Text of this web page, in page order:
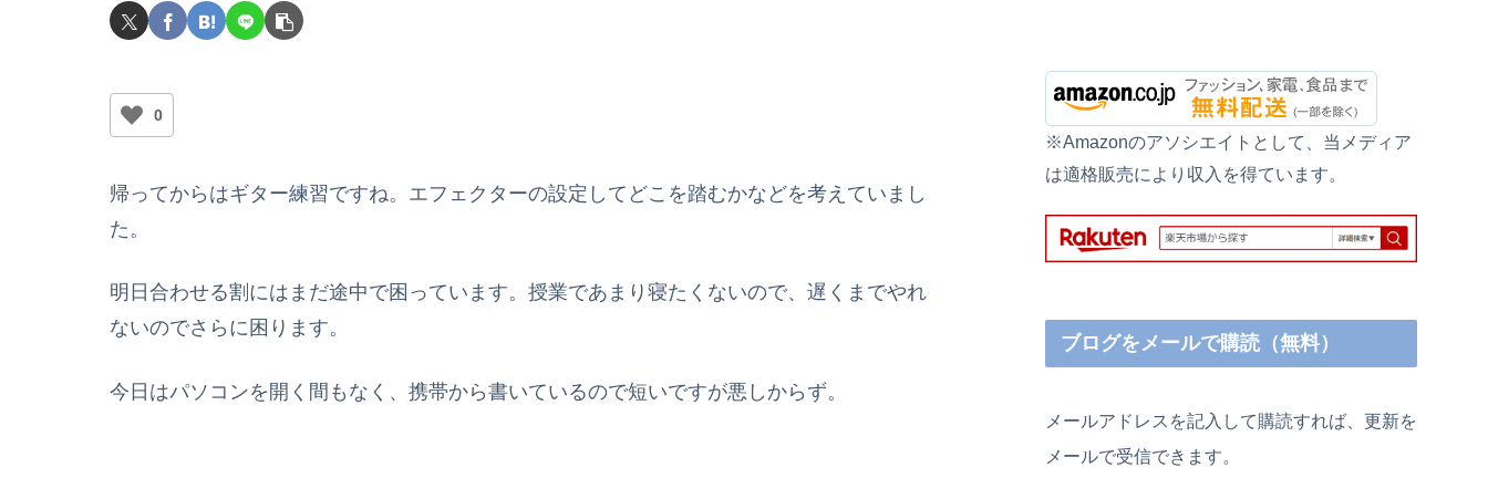
0
帰ってからはギター練習ですね。エフェクターの設定してどこを踏むかなどを考えていまし
た。
明日合わせる割にはまだ途中で困っています。授業であまり寝たくないので、遅くまでやれ
ないのでさらに困ります。
今日はパソコンを開く間もなく、携帯から書いているので短いですが悪しからず。
※Amazonのアソシエイトとして、当メディア
は適格販売により収入を得ています。
ブログをメールで購読（無料）
メールアドレスを記入して購読すれば、更新を
メールで受信できます。